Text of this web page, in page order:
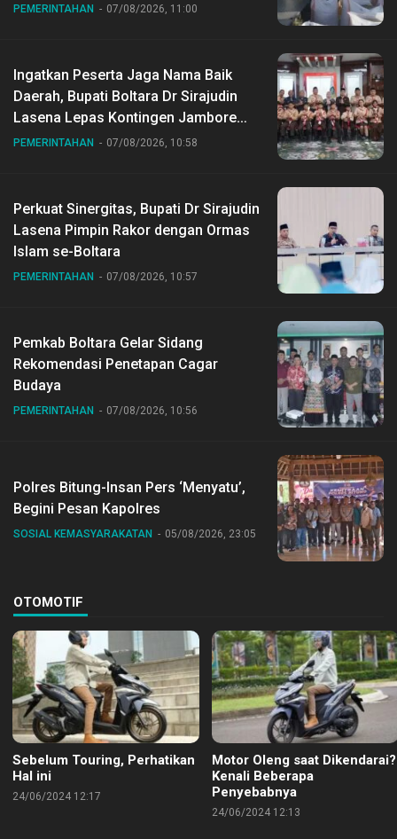
Desa Gihang
PEMERINTAHAN 07/08/2026, 11:00
Ingatkan Peserta Jaga Nama Baik
Daerah, Bupati Boltara Dr Sirajudin
Lasena Lepas Kontingen Jambore
Nasional ke XII di Buperta Cibubur
PEMERINTAHAN 07/08/2026, 10:58
Perkuat Sinergitas, Bupati Dr Sirajudin
Lasena Pimpin Rakor dengan Ormas
Islam se-Boltara
PEMERINTAHAN 07/08/2026, 10:57
Pemkab Boltara Gelar Sidang
Rekomendasi Penetapan Cagar
Budaya
PEMERINTAHAN 07/08/2026, 10:56
Polres Bitung-Insan Pers ‘Menyatu’,
Begini Pesan Kapolres
SOSIAL KEMASYARAKATAN 05/08/2026, 23:05
OTOMOTIF
Sebelum Touring, Perhatikan
Hal ini
24/06/2024 12:17
Motor Oleng saat Dikendarai?
Kenali Beberapa
Penyebabnya
24/06/2024 12:13